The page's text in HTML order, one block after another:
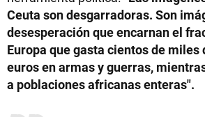
Ceuta son desgarradoras. Son
desesperación que encarnan el
Europa que gasta cientos de miles
euros en armas y guerras,
a poblaciones africanas enteras".